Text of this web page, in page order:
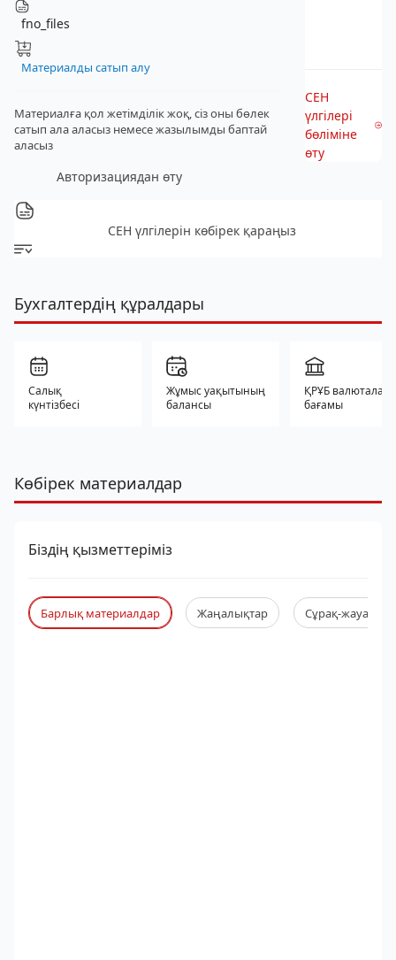
fno_files
Материалды сатып алу
Материалға қол жетімділік жоқ, сіз оны бөлек
сатып ала аласыз немесе жазылымды баптай
аласыз
Авторизациядан өту
СЕН
үлгілері
бөліміне
өту
СЕН үлгілерін көбірек қараңыз
Бухгалтердің құралдары
Салық
күнтізбесі
Жұмыс уақытының
балансы
ҚРҰБ валюталар
бағамы
Көбірек материалдар
Біздің қызметтеріміз
Барлық материалдар Жаңалықтар Сұрақ-жауап